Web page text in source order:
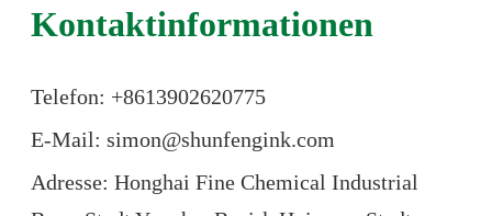
Kontaktinformationen
Telefon: +8613902620775
E-Mail: simon@shunfengink.com
Adresse: Honghai Fine Chemical Industrial